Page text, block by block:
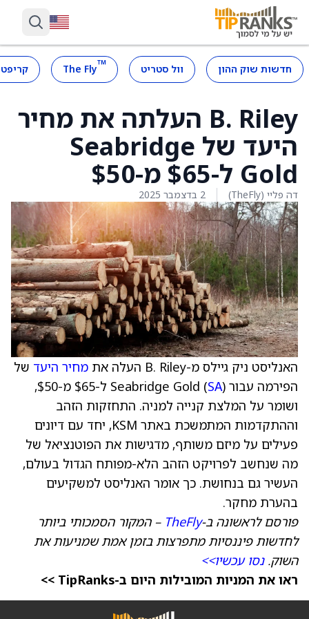
חדשות שוק ההון וול סטריט ™
The Fly
B. Riley העלתה את מחיר
היעד של Seabridge
Gold ל-$65 מ-$50
דה פליי (TheFly) 2 בדצמבר 2025
האנליסט ניק גיילס מ-B. Riley העלה את מחיר היעד של
הפירמה עבור Seabridge Gold ( SA
) ל-$65 מ-$50,
ושומר על המלצת קנייה למניה. התחזקות הזהב
וההתקדמות המתמשכת באתר KSM, יחד עם דיונים
פעילים על מיזם משותף, מדגישות את הפוטנציאל של
מה שנחשב לפרויקט הזהב הלא-מפותח הגדול בעולם,
העשיר גם בנחושת. כך אומר האנליסט למשקיעים
בהערת מחקר.
פורסם לראשונה ב-TheFly – המקור הסמכותי ביותר
לחדשות פיננסיות מתפרצות בזמן אמת שמניעות את
השוק.נסו עכשיו>>
ראו את המניות המובילות היום ב-TipRanks >>